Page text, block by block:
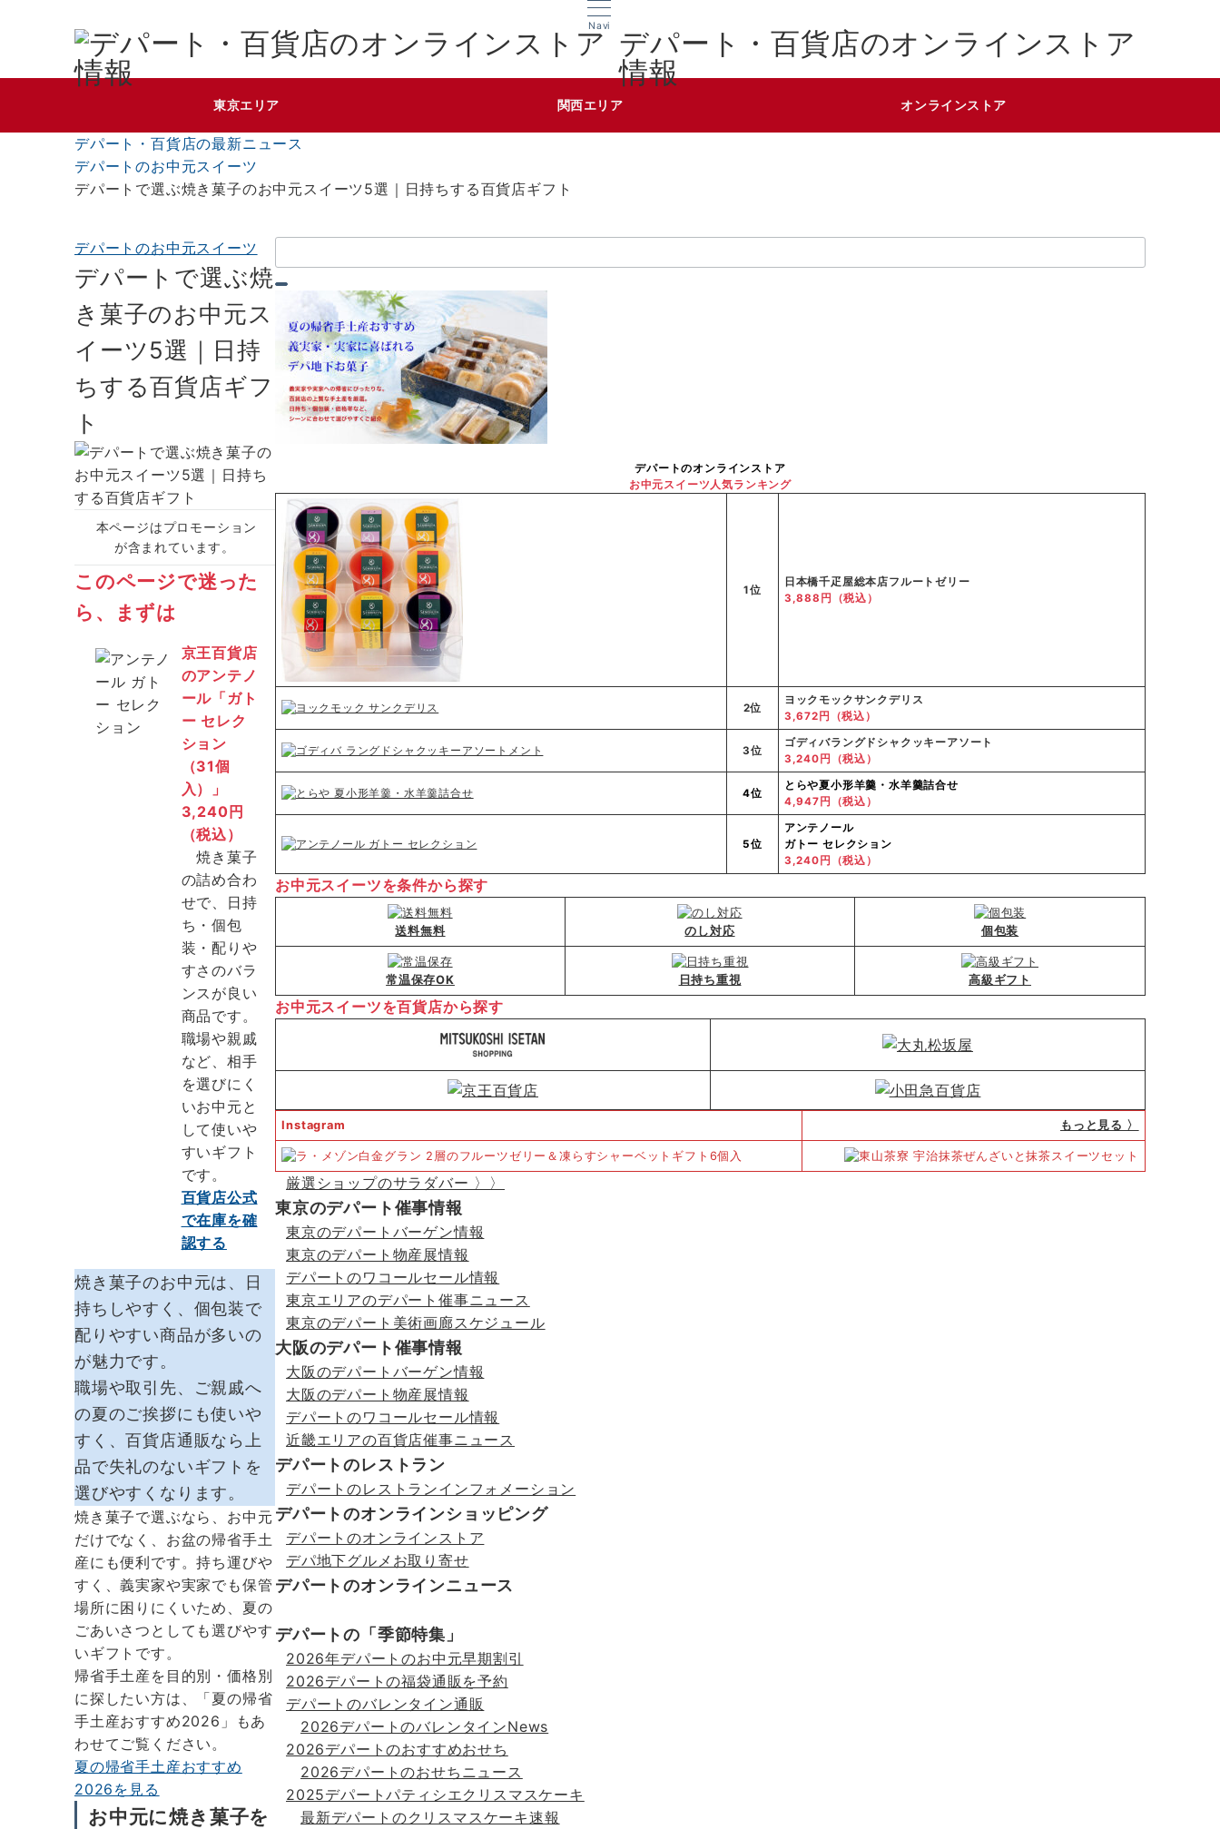
Navi
デパート・百貨店のオンラインストア
情報
東京エリア 関西エリア オンラインストア
デパート・百貨店の最新ニュース
デパートのお中元スイーツ
デパートで選ぶ焼き菓子のお中元スイーツ5選｜日持ちする百貨店ギフト
デパートのお中元スイーツ
デパートで選ぶ焼
き菓子のお中元ス
イーツ5選｜日持
ちする百貨店ギフ
ト
本ページはプロモーション
が含まれています。
このページで迷った
ら、まずは
京王百貨店
のアンテノ
ール 「ガト
ー セレク
ション
（31個
入）」
3,240円
（税込）
焼き菓子
の詰め合わ
せで、日持
ち・個包
装・配りや
すさのバラ
ンスが良い
商品です。
職場や親戚
など、相手
を選びにく
いお中元と
して使いや
すいギフト
です。
百貨店公式
で在庫を確
認する
焼き菓子のお中元は、日
持ちしやすく、個包装で
配りやすい商品が多いの
が魅力です。
職場や取引先、ご親戚へ
の夏のご挨拶にも使いや
すく、百貨店通販なら上
品で失礼のないギフトを
選びやすくなります。
焼き菓子で選ぶなら、お中元
だけでなく、お盆の帰省手土
産にも便利です。持ち運びや
すく、義実家や実家でも保管
場所に困りにくいため、夏の
ごあいさつとしても選びやす
いギフトです。
帰省手土産を目的別・価格別
に探したい方は、「夏の帰省
手土産おすすめ2026」もあ
わせてご覧ください。
夏の帰省手土産おすすめ
2026を見る
お中元に焼き菓子を
索：
デパートのオンラインストア
お中元スイーツ人気ランキング
1位
日本橋千疋屋総本店フルートゼリー
3,888円（税込）
2位
ヨックモックサンクデリス
3,672円（税込）
3位
ゴディバラングドシャクッキーアソート
3,240円（税込）
4位
とらや夏小形羊羹・水羊羹詰合せ
4,947円（税込）
5位
アンテノール
ガトー セレクション
3,240円（税込）
お中元スイーツを条件から探す
送料無料 のし対応 個包装
常温保存OK 日持ち重視 高級ギフト
お中元スイーツを百貨店から探す
Instagram もっと見る 〉
厳選ショップのサラダバー 〉〉
東京のデパート催事情報
東京のデパートバーゲン情報
東京のデパート物産展情報
デパートのワコールセール情報
東京エリアのデパート催事ニュース
東京のデパート美術画廊スケジュール
大阪のデパート催事情報
大阪のデパートバーゲン情報
大阪のデパート物産展情報
デパートのワコールセール情報
近畿エリアの百貨店催事ニュース
デパートのレストラン
デパートのレストランインフォメーション
デパートのオンラインショッピング
デパートのオンラインストア
デパ地下グルメお取り寄せ
デパートのオンラインニュース
デパートの「季節特集」
2026年デパートのお中元早期割引
2026デパートの福袋通販を予約
デパートのバレンタイン通販
2026デパートのバレンタインNews
2026デパートのおすすめおせち
2026デパートのおせちニュース
2025デパートパティシエクリスマスケーキ
最新デパートのクリスマスケーキ速報